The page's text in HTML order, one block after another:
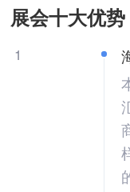
展会十大优势
1